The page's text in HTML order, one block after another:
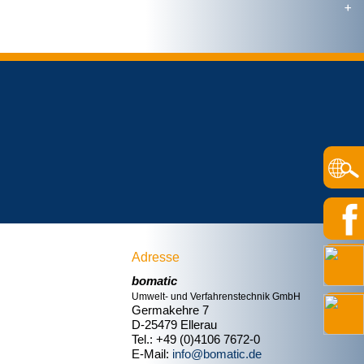
Adresse
bomatic
Umwelt- und Verfahrenstechnik GmbH
Germakehre 7
D-25479 Ellerau
Tel.: +49 (0)4106 7672-0
E-Mail: info@bomatic.de